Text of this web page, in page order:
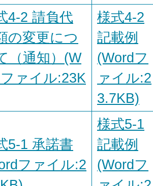
4-2 請負代
の変更につ
（通知）(W
ァイル:23K
様式4-2
記載例
(Wordフ
ァイル:2
3.7KB)
5-1 承諾書
ファイル:2
様式5-1
記載例
(Wordフ